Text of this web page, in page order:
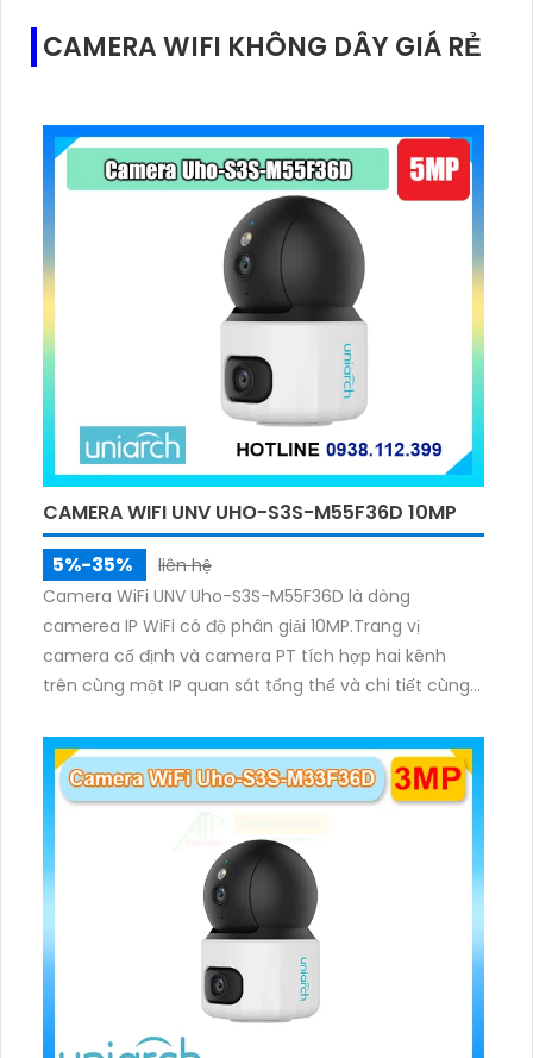
sáng yếu. Ngoài ra, với 1 HDD và độ nét đến 8.0 MP,
thiết bị này tiết kiệm băng thông theo công nghệ
CAMERA WIFI KHÔNG DÂY GIÁ RẺ
CAMERA WIFI UNV UHO-S3S-M55F36D 10MP
5%-35%
liên hệ
Camera WiFi UNV Uho-S3S-M55F36D là dòng
camerea IP WiFi có độ phân giải 10MP.Trang vị
camera cố định và camera PT tích hợp hai kênh
trên cùng một IP quan sát tổng thể và chi tiết cùng
ánh sáng. Kết hợp hồng ngoại và đèn ấm cho hình
ảnh có màu trong nhiều điều kiện khác nhau trong
phạm vi 3m.